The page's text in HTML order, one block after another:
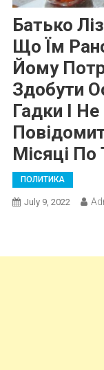
Батько
Що Їм
Йому
Здобути
Гадки І
Місяці По
ПОЛИТИКА
July 9, 2022